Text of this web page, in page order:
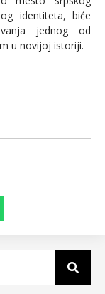
identiteta, biće
jednog od
u novijoj istoriji.